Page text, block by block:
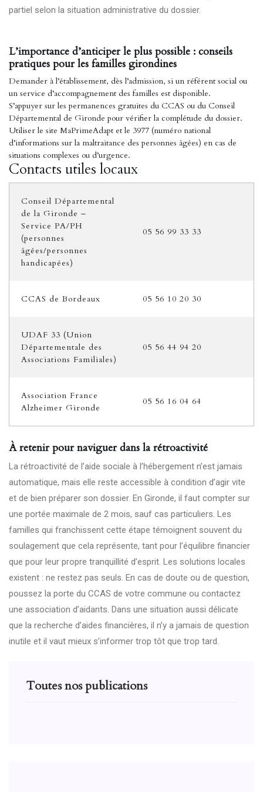
partiel selon la situation administrative du dossier.
L’importance d’anticiper le plus possible : conseils
pratiques pour les familles girondines
Demander à l’établissement, dès l’admission, si un référent social ou
un service d’accompagnement des familles est disponible.
S’appuyer sur les permanences gratuites du CCAS ou du Conseil
Départemental de Gironde pour vérifier la complétude du dossier.
Utiliser le site MaPrimeAdapt et le 3977 (numéro national
d’informations sur la maltraitance des personnes âgées) en cas de
situations complexes ou d’urgence.
Contacts utiles locaux
Conseil Départemental
de la Gironde –
Service PA/PH
(personnes
âgées/personnes
handicapées)
05 56 99 33 33
CCAS de Bordeaux 05 56 10 20 30
UDAF 33 (Union
Départementale des
Associations Familiales)
05 56 44 94 20
Association France
Alzheimer Gironde
05 56 16 04 64
À retenir pour naviguer dans la rétroactivité
La rétroactivité de l’aide sociale à l’hébergement n’est jamais
automatique, mais elle reste accessible à condition d’agir vite
et de bien préparer son dossier. En Gironde, il faut compter sur
une portée maximale de 2 mois, sauf cas particuliers. Les
familles qui franchissent cette étape témoignent souvent du
soulagement que cela représente, tant pour l’équilibre financier
que pour leur propre tranquillité d’esprit. Les solutions locales
existent : ne restez pas seuls. En cas de doute ou de question,
poussez la porte du CCAS de votre commune ou contactez
une association d’aidants. Dans une situation aussi délicate
que la recherche d’aides financières, il n’y a jamais de question
inutile et il vaut mieux s’informer trop tôt que trop tard.
Toutes nos publications